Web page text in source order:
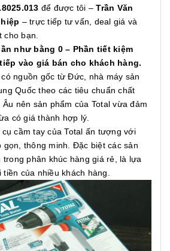
để được tôi –Trần Văn
– trực tiếp tư vấn, deal giá và
bạn.
như bằng 0 – Phần tiết kiệm
vào giá bán cho khách hàng.
nguồn gốc từ Đức, nhà máy sản
Quốc theo các tiêu chuẩn chất
nên sản phẩm của Total vừa đảm
có giá thành hợp lý.
cầm tay của Total ấn tượng với
gọn, thông minh. Đặc biệt các sản
trong phân khúc hàng giá rẻ, là lựa
của nhiều khách hàng.